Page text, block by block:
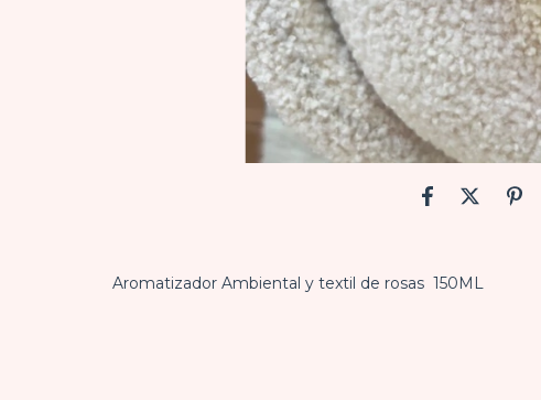
Aromatizador Ambiental y textil de rosas 150ML